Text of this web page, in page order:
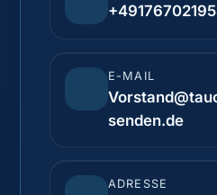
E-MAIL
senden.de
ADRESSE